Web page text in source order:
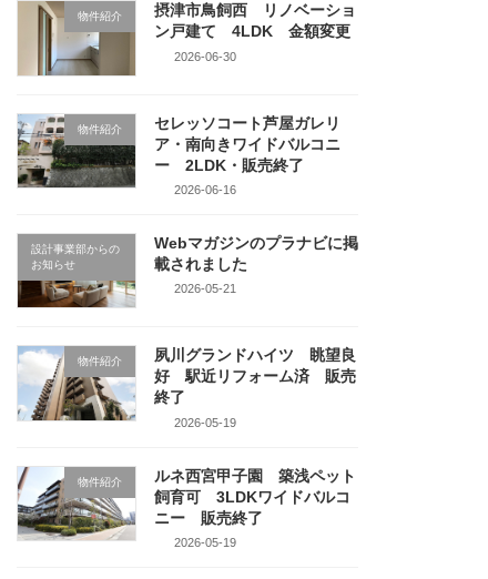
物件紹介
摂津市鳥飼西 リノベーショ
ン戸建て 4LDK 金額変更
2026-06-30
物件紹介
セレッソコート芦屋ガレリ
ア・南向きワイドバルコニ
ー 2LDK・販売終了
2026-06-16
設計事業部からの
お知らせ
Webマガジンのプラナビに掲
載されました
2026-05-21
物件紹介
夙川グランドハイツ 眺望良
好 駅近リフォーム済 販売
終了
2026-05-19
物件紹介
ルネ西宮甲子園 築浅ペット
飼育可 3LDKワイドバルコ
ニー 販売終了
2026-05-19